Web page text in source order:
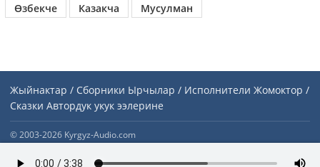
Өзбекче
Казакча Мусулман
Жыйнактар / Сборники Ырчылар / Исполнители Жомоктор /
Сказки Автордук укук ээлерине
© 2003-2026 Kyrgyz-Audio.com